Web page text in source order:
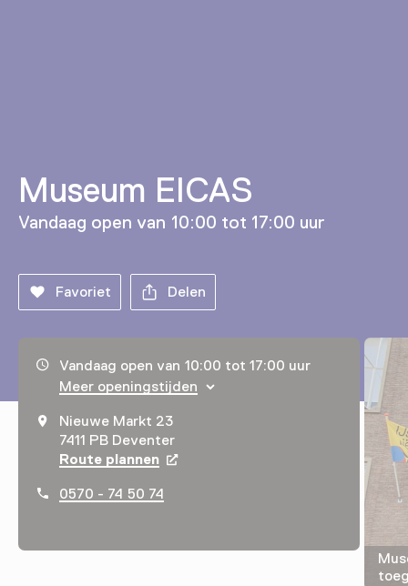
Museum EICAS
Vandaag open van 10:00 tot 17:00 uur
Favoriet Delen
Openingstijden, adres & telefoonnummer
Vandaag open van 10:00 tot 17:00 uur
Meer openingstijden
Nieuwe Markt 23
7411 PB Deventer
Route plannen Opent in een nieuw tabblad
0570 - 74 50 74